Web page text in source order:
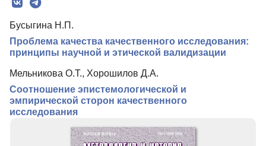
Рубрики
Подписка
Контакты
Бусыгина Н.П.
Проблема качества качественного исследования:
принципы научной и этической валидизации
Мельникова О.Т., Хорошилов Д.А.
Соотношение эпистемологической и
эмпирической сторон качественного
исследования